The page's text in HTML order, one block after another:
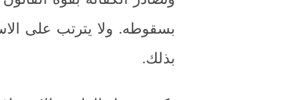
بسقوطه. ولا يترتب على
بذلك.